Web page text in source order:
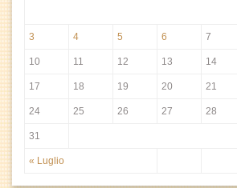
« Luglio
3 4 5 6 7
10 11 12 13 14
17 18 19 20 21
24 25 26 27 28
31